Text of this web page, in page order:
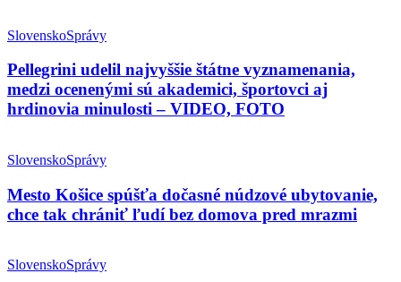
SlovenskoSprávy
Pellegrini udelil najvyššie štátne vyznamenania,
medzi ocenenými sú akademici, športovci aj
hrdinovia minulosti – VIDEO, FOTO
SlovenskoSprávy
Mesto Košice spúšťa dočasné núdzové ubytovanie,
chce tak chrániť ľudí bez domova pred mrazmi
SlovenskoSprávy